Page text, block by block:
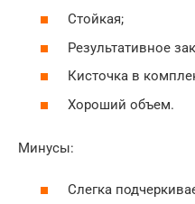
Стойкая;
Результативное
Кисточка в
Хороший объем.
Минусы:
Слегка